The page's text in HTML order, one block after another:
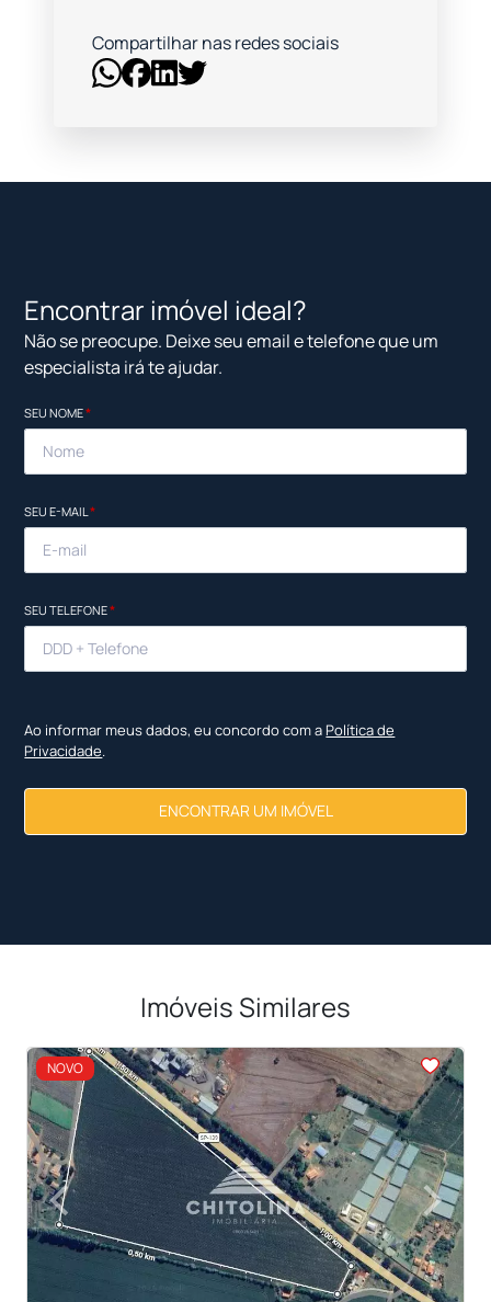
Compartilhar nas redes sociais
Encontrar imóvel ideal?
Não se preocupe. Deixe seu email e telefone que um
especialista irá te ajudar.
SEU NOME*
SEU E-MAIL*
SEU TELEFONE*
Ao informar meus dados, eu concordo com a Política de
Privacidade.
ENCONTRAR UM IMÓVEL
Imóveis Similares
NOVO
‹Previous ›
Next